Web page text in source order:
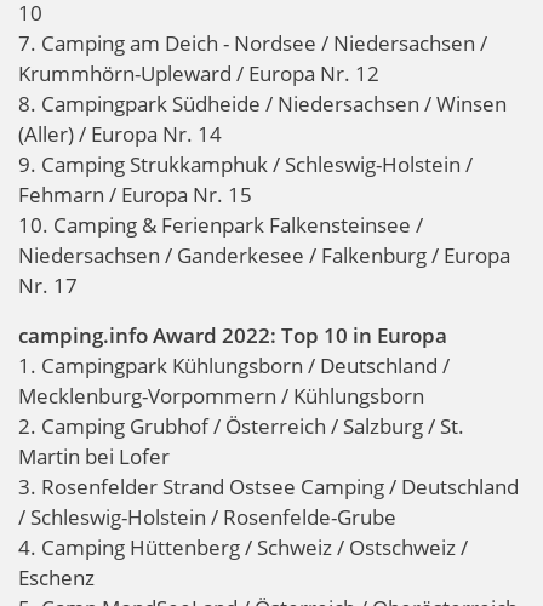
10
7. Camping am Deich - Nordsee / Niedersachsen /
Krummhörn-Upleward / Europa Nr. 12
8. Campingpark Südheide / Niedersachsen / Winsen
(Aller) / Europa Nr. 14
9. Camping Strukkamphuk / Schleswig-Holstein /
Fehmarn / Europa Nr. 15
10. Camping & Ferienpark Falkensteinsee /
Niedersachsen / Ganderkesee / Falkenburg / Europa
Nr. 17
camping.info Award 2022: Top 10 in Europa
1. Campingpark Kühlungsborn / Deutschland /
Mecklenburg-Vorpommern / Kühlungsborn
2. Camping Grubhof / Österreich / Salzburg / St.
Martin bei Lofer
3. Rosenfelder Strand Ostsee Camping / Deutschland
/ Schleswig-Holstein / Rosenfelde-Grube
4. Camping Hüttenberg / Schweiz / Ostschweiz /
Eschenz